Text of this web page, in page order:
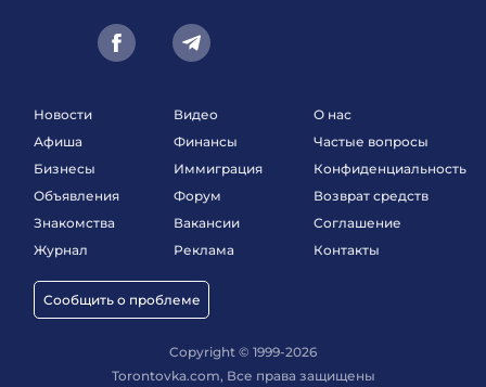
Новости
Афиша
Бизнесы
Объявления
Знакомства
Журнал
Сообщить о проблеме
Видео
Финансы
Иммиграция
Форум
Вакансии
Реклама
О нас
Частые вопросы
Конфиденциальность
Возврат средств
Соглашение
Контакты
Copyright © 1999-2026
Torontovka.com, Все права защищены